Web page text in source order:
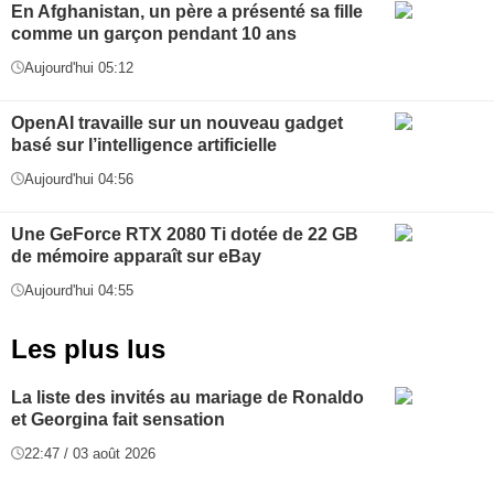
En Afghanistan, un père a présenté sa fille
comme un garçon pendant 10 ans
Aujourd'hui 05:12
OpenAI travaille sur un nouveau gadget
basé sur l’intelligence artificielle
Aujourd'hui 04:56
Une GeForce RTX 2080 Ti dotée de 22 GB
de mémoire apparaît sur eBay
Aujourd'hui 04:55
Les plus lus
La liste des invités au mariage de Ronaldo
et Georgina fait sensation
22:47 / 03 août 2026